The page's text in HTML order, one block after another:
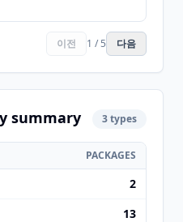
이전 1 / 5 다음
summary 3 types
PACKAGES
2
13